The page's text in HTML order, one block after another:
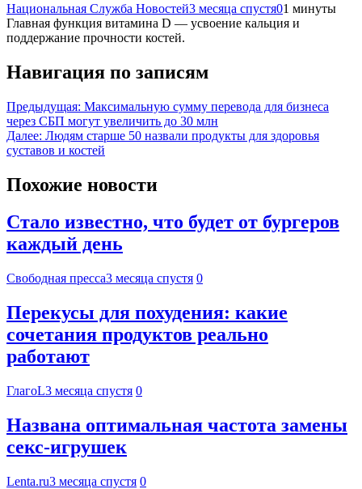
Национальная Служба Новостей3 месяца спустя01 минуты
Главная функция витамина D — усвоение кальция и
поддержание прочности костей.
Навигация по записям
Предыдущая: Максимальную сумму перевода для бизнеса
через СБП могут увеличить до 30 млн
Далее: Людям старше 50 назвали продукты для здоровья
суставов и костей
Похожие новости
Стало известно, что будет от бургеров
каждый день
Свободная пресса3 месяца спустя 0
Перекусы для похудения: какие
сочетания продуктов реально
работают
ГлагоL3 месяца спустя 0
Названа оптимальная частота замены
секс-игрушек
Lenta.ru3 месяца спустя 0